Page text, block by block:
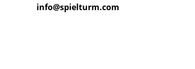
info@spielturm.com